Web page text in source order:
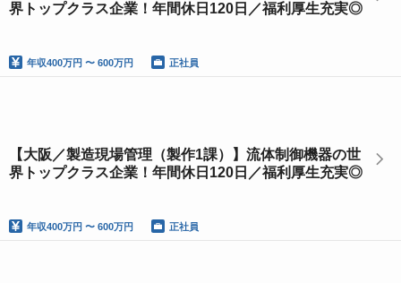
界トップクラス企業！年間休日120日／福利厚生充実◎
年収400万円 〜 600万円 正社員
【大阪／製造現場管理（製作1課）】流体制御機器の世
界トップクラス企業！年間休日120日／福利厚生充実◎
年収400万円 〜 600万円 正社員